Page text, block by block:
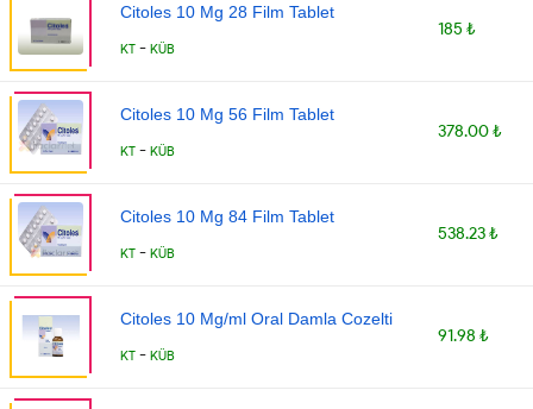
Citoles 10 Mg 28 Film Tablet
KT - KÜB
185 ₺
Citoles 10 Mg 56 Film Tablet
KT - KÜB
378.00 ₺
Citoles 10 Mg 84 Film Tablet
KT - KÜB
538.23 ₺
Citoles 10 Mg/ml Oral Damla Cozelti
KT - KÜB
91.98 ₺